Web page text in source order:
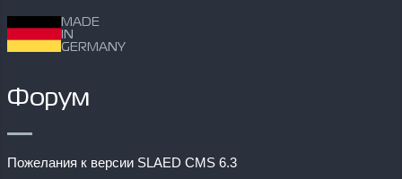
MADE
IN
GERMANY
Форум
Пожелания к версии SLAED CMS 6.3